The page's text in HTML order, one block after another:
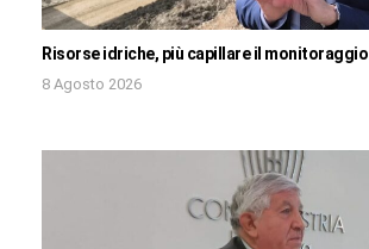
Risorse idriche, più capillare il monitoraggio
8 Agosto 2026